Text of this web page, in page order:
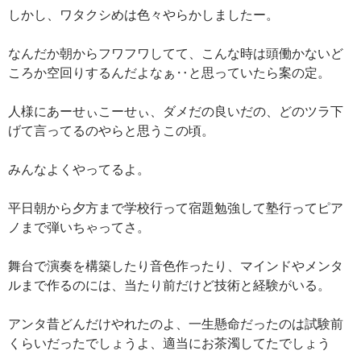
プ
しかし、ワタクシめは色々やらかしましたー。
なんだか朝からフワフワしてて、こんな時は頭働かないど
ころか空回りするんだよなぁ‥と思っていたら案の定。
人様にあーせぃこーせぃ、ダメだの良いだの、どのツラ下
げて言ってるのやらと思うこの頃。
みんなよくやってるよ。
平日朝から夕方まで学校行って宿題勉強して塾行ってピア
ノまで弾いちゃってさ。
舞台で演奏を構築したり音色作ったり、マインドやメンタ
ルまで作るのには、当たり前だけど技術と経験がいる。
アンタ昔どんだけやれたのよ、一生懸命だったのは試験前
くらいだったでしょうよ、適当にお茶濁してたでしょう